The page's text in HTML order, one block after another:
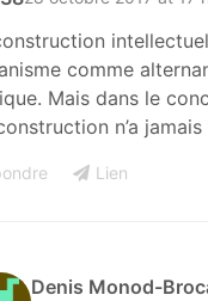
comme
Mais dans le
n’a
Lien
Denis Monod-